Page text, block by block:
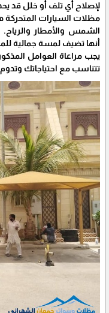
لإصلاح أي تلف أو خلل قد
مظلات السيارات المتحركة
الشمس والأمطار والرياح.
أنها تضيف لمسة جمالية
يجب مراعاة العوامل
تتناسب مع احتياجاتك